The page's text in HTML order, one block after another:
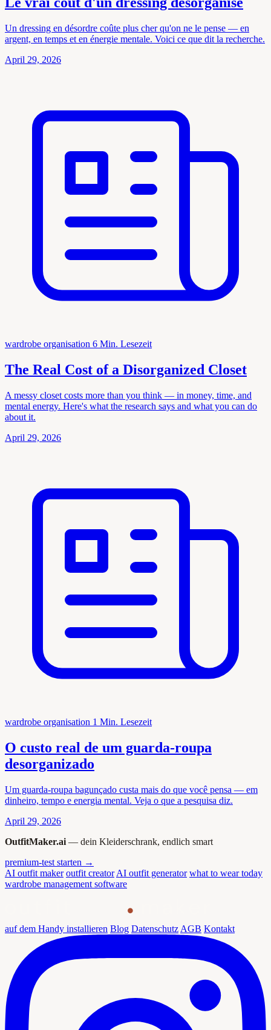
Un dressing en désordre coûte plus cher qu'on ne le pense — en
argent, en temps et en énergie mentale. Voici ce que dit la recherche.
April 29, 2026
wardrobe organisation 6 Min. Lesezeit
The Real Cost of a Disorganized Closet
A messy closet costs more than you think — in money, time, and
mental energy. Here's what the research says and what you can do
about it.
April 29, 2026
wardrobe organisation 1 Min. Lesezeit
O custo real de um guarda-roupa
desorganizado
Um guarda-roupa bagunçado custa mais do que você pensa — em
dinheiro, tempo e energia mental. Veja o que a pesquisa diz.
April 29, 2026
OutfitMaker.ai — dein Kleiderschrank, endlich smart
premium-test starten →
AI outfit maker outfit creator AI outfit generator what to wear today
wardrobe management software
auf dem Handy installieren Blog Datenschutz AGB Kontakt